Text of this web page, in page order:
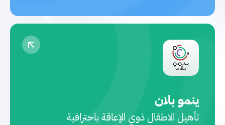
ينمو بلان
تأهيل الاطفال ذوي الإعاقة باحترافية